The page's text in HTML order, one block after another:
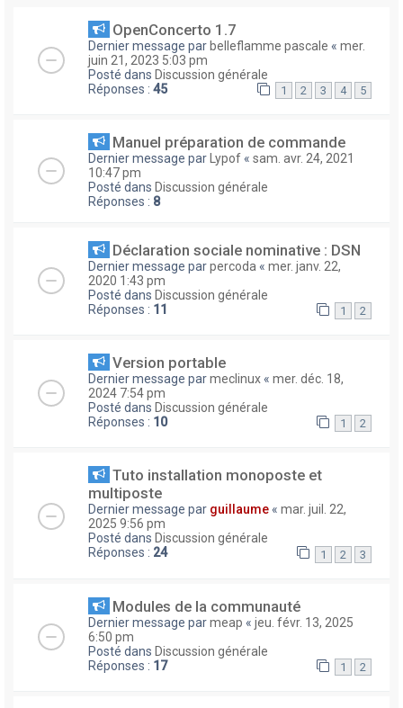
OpenConcerto 1.7
Dernier message par belleflamme pascale « mer.
juin 21, 2023 5:03 pm
Posté dans Discussion générale
Réponses : 45 1 2 3 4 5
Manuel préparation de commande
Dernier message par Lypof « sam. avr. 24, 2021
10:47 pm
Posté dans Discussion générale
Réponses : 8
Déclaration sociale nominative : DSN
Dernier message parpercoda « mer. janv. 22,
2020 1:43 pm
Posté dans Discussion générale
Réponses : 11 1 2
Version portable
Dernier message parmeclinux « mer. déc. 18,
2024 7:54 pm
Posté dans Discussion générale
Réponses : 10 1 2
Tuto installation monoposte et
multiposte
Dernier message par guillaume « mar. juil. 22,
2025 9:56 pm
Posté dans Discussion générale
Réponses : 24 1 2 3
Modules de la communauté
Dernier message parmeap « jeu. févr. 13, 2025
6:50 pm
Posté dans Discussion générale
Réponses : 17 1 2